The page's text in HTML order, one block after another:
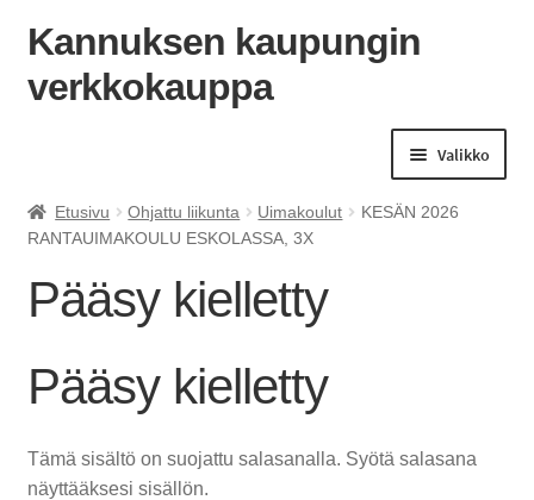
Siirry
Siirry
Kannuksen kaupungin
verkkokauppa
Valikko
Etusivu Ohjattu liikunta Uimakoulut
KESÄN 2026
RANTAUIMAKOULU ESKOLASSA, 3X
Pääsy kielletty
Pääsy kielletty
Tämä sisältö on suojattu salasanalla. Syötä salasana
näyttääksesi sisällön.